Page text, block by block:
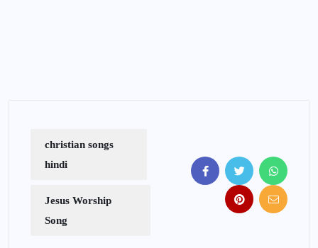
christian songs
hindi
Jesus Worship
Song